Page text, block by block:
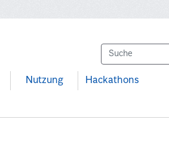
Nutzung Hackathons